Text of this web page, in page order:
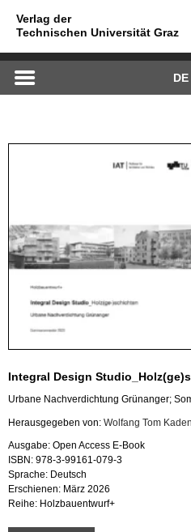
DE
In­te­gral De­sign
Ur­ba­ne Nach­ver­dich­tung Grün­an­ger;
Her­aus­ge­ge­ben von: Wolfang Tom Kaden
Aus­ga­be: Open Ac­cess E-Book
ISBN: 978-3-99161-079-3
Spra­che: Deutsch
Er­schie­nen: März 2026
Reihe: Holz­bau­ent­wurf+